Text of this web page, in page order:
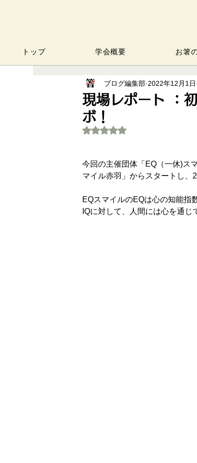
トップ 学会概要 お箸
現場レポート ：
ボ！
ブログ編集部 2022年12月1日
5つ星のうちNaNと評価されて
今回の主催団体「EQ（一休)ス
マイル赤羽」からスタートし、
EQスマイルのEQは心の知能指
IQに対して、人間には心を通じ